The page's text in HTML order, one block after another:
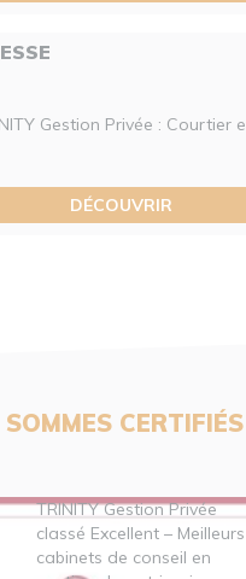
Gestion Privée : Courtier
DÉCOUVRIR
CERTIFIÉS
TRINITY Gestion Privée
classé Excellent – Meilleurs
cabinets de conseil en